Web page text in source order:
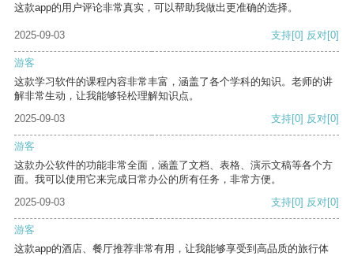
这款app的用户评论非常真实，可以帮助我做出更准确的选择。
2025-09-03 支持[0] 反对[0]
游客
这款学习软件的课程内容非常丰富，涵盖了各个学科的知识。老师的讲
解非常生动，让我能够轻松理解知识点。
2025-09-03
支持[0] 反对[0]
游客
这款办公软件的功能非常全面，涵盖了文档、表格、演示文稿等各个方
面。我可以使用它来完成日常办公的所有任务，非常方便。
2025-09-03
支持[0] 反对[0]
游客
这款app的酒店、餐厅推荐非常有用，让我能够享受到高品质的旅行体